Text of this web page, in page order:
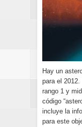
Hay un
para el
rango 1 y
código
incluye la
para este